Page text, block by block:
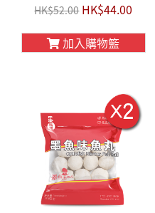
HK$52.00HK$44.00
加入購物籃